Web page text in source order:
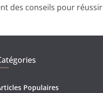
des conseils pour réussir
Populaires